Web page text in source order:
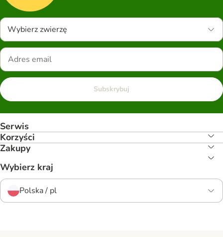
Wybierz zwierzę
Subskrybuj
Serwis
Korzyści
Zakupy
Wybierz kraj
Polska / pl